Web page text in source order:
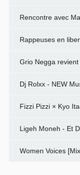
Rencontre avec
Rappeuses en
Grio Negga
Dj Rolxx - NEW
Fizzi Pizzi × Kyo
Ligeh Moneh - Et
Women Voices